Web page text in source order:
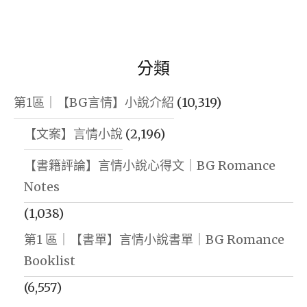
分類
第1區｜【BG言情】小說介紹 (10,319)
【文案】言情小說 (2,196)
【書籍評論】言情小說心得文｜BG Romance
Notes
(1,038)
第1 區｜【書單】言情小說書單｜BG Romance
Booklist
(6,557)